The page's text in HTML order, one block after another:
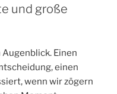
und große
Einen
einen
wenn wir zögern